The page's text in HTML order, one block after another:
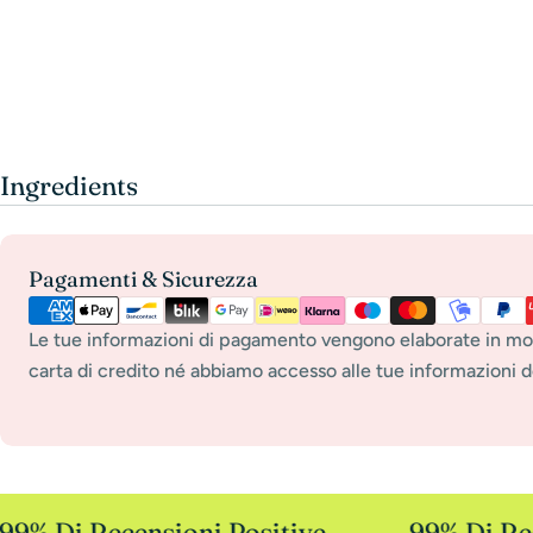
Ingredients
Pagamenti & Sicurezza
Metodi
pagamento
Le tue informazioni di pagamento vengono elaborate in
carta di credito né abbiamo accesso alle tue informazioni